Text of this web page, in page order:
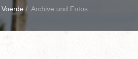
/ Archive und Fotos